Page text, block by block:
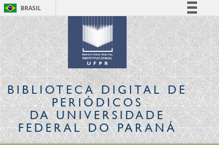
BRASIL
Simplifique!
Comunica BR
Participe
Acesso à informação
Legislação
Canais
BIBLIOTECA DIGITALDE
PERIÓDICOS
DA UNIVERSIDADE
FEDERAL DO PARANÁ